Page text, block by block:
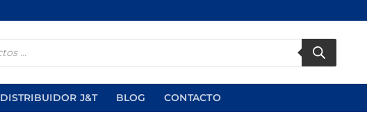
DISTRIBUIDOR J&T BLOG CONTACTO